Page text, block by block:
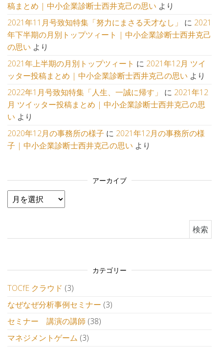
稿まとめ | 中小企業診断士西井克己の思い より
2021年11月号致知特集「努力にまさる天才なし」
に 2021
年下半期の月別トップツィート | 中小企業診断士西井克己
の思い より
2021年上半期の月別トップツィート に 2021年12月 ツイ
ッター投稿まとめ | 中小企業診断士西井克己の思い より
2022年1月号致知特集「人生、一誠に帰す」
に 2021年12
月 ツイッター投稿まとめ | 中小企業診断士西井克己の思
い より
2020年12月の事務所の様子 に 2021年12月の事務所の様
子 | 中小企業診断士西井克己の思い より
アーカイブ
アーカイブ
カテゴリー
TOCfE クラウド (3)
なぜなぜ分析事例セミナー (3)
セミナー 講演の講師 (38)
マネジメントゲーム (3)